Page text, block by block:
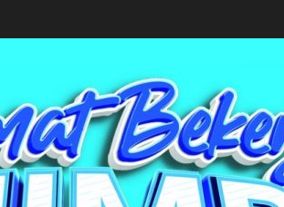
bersama Kemendagri Kawal Investasi